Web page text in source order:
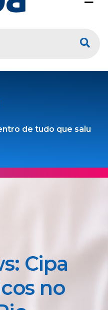
de tudo que saiu
Cipa
no